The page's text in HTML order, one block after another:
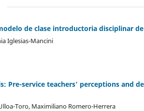
de clase introductoria disciplinar
Iglesias-Mancini
Pre-service teachers' perceptions and
Toro, Maximiliano Romero-Herrera